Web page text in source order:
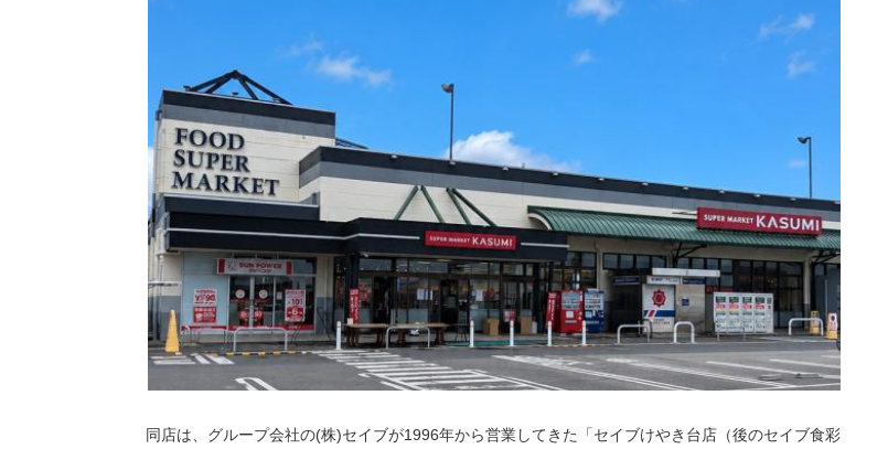
同店は、グループ会社の(株)セイブが1996年から営業してきた「セイブけやき台店（後のセイブ食彩